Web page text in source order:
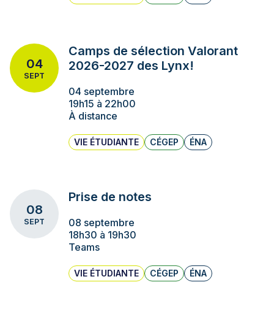
04
SEPT
Camps de sélection Valorant
2026-2027 des Lynx!
04 septembre
19h15 à 22h00
À distance
VIE ÉTUDIANTE CÉGEP ÉNA
08
SEPT
Prise de notes
08 septembre
18h30 à 19h30
Teams
VIE ÉTUDIANTE CÉGEP ÉNA